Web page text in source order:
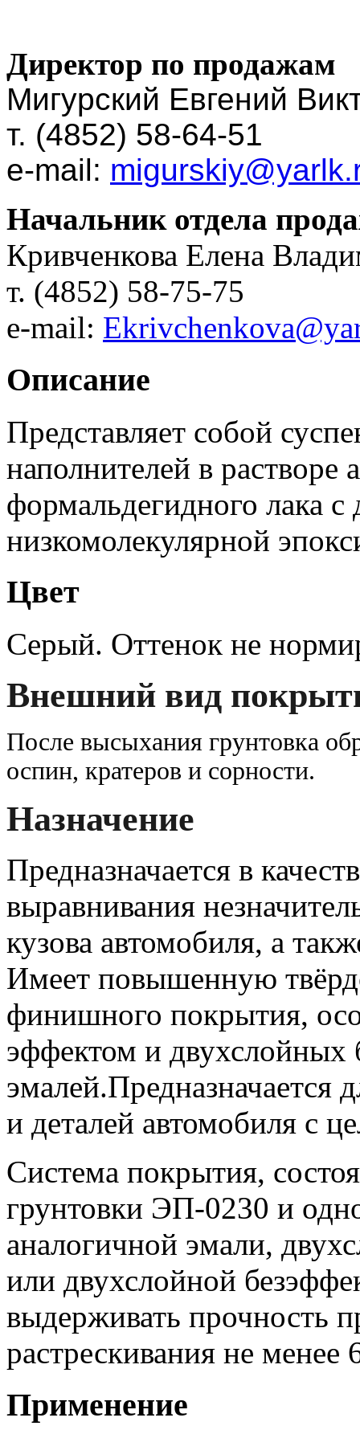
Директор по продажам
Мигурский Евгений
т. (4852) 58-64-51
e-mail:
Начальник отдела
Кривченкова Елена
т. (4852) 58-75-75
e-mail:
Описание
Представляет собой
наполнителей в
формальдегидного лака с
низкомолекулярной
Цвет
Серый. Оттенок не
Внешний вид
После высыхания грунтовка
оспин, кратеров и сорности.
Назначение
Предназначается в
выравнивания
кузова автомобиля, а
Имеет повышенную
финишного покрытия,
эффектом и двухслойных
эмалей.Предназначается
и деталей автомобиля с
Система покрытия,
грунтовки ЭП-0230 и
аналогичной эмали,
или двухслойной
выдерживать прочность
растрескивания не менее
Применение